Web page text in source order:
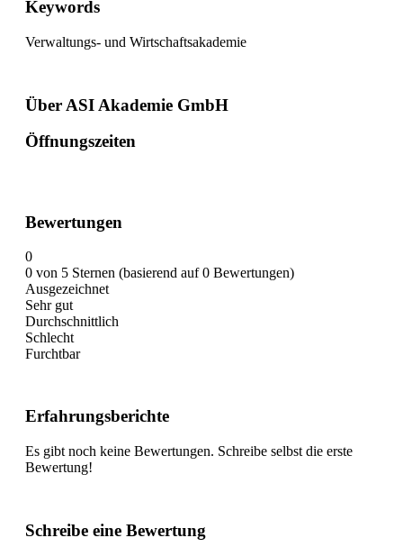
Keywords
Verwaltungs- und Wirtschaftsakademie
Über ASI Akademie GmbH
Öffnungszeiten
Bewertungen
0
0 von 5 Sternen (basierend auf 0 Bewertungen)
Ausgezeichnet
Sehr gut
Durchschnittlich
Schlecht
Furchtbar
Erfahrungsberichte
Es gibt noch keine Bewertungen. Schreibe selbst die erste
Bewertung!
Schreibe eine Bewertung